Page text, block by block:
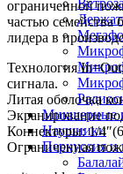
Микшерные
Наушники
Перкуссия и
ограниченной
частью семейства
лидера в
Технология
сигнала.
Литая оболочка
Экранирование
Коннекторы: 1/
Ограниченная